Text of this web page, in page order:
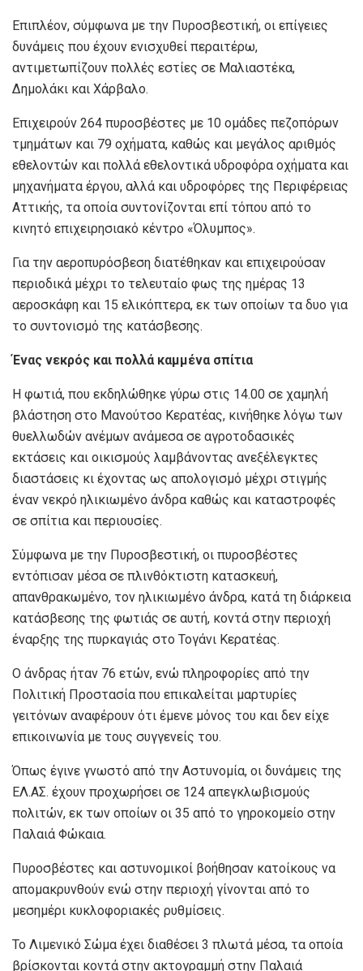
Επιπλέον, σύμφωνα με την Πυροσβεστική, οι επίγειες
δυνάμεις που έχουν ενισχυθεί περαιτέρω,
αντιμετωπίζουν πολλές εστίες σε Μαλιαστέκα,
Δημολάκι και Χάρβαλο.
Επιχειρούν 264 πυροσβέστες με 10 ομάδες πεζοπόρων
τμημάτων και 79 οχήματα, καθώς και μεγάλος αριθμός
εθελοντών και πολλά εθελοντικά υδροφόρα οχήματα και
μηχανήματα έργου, αλλά και υδροφόρες της Περιφέρειας
Αττικής, τα οποία συντονίζονται επί τόπου από το
κινητό επιχειρησιακό κέντρο «Όλυμπος».
Για την αεροπυρόσβεση διατέθηκαν και επιχειρούσαν
περιοδικά μέχρι το τελευταίο φως της ημέρας 13
αεροσκάφη και 15 ελικόπτερα, εκ των οποίων τα δυο για
το συντονισμό της κατάσβεσης.
Ένας νεκρός και πολλά καμμένα σπίτια
Η φωτιά, που εκδηλώθηκε γύρω στις 14.00 σε χαμηλή
βλάστηση στο Μανούτσο Κερατέας, κινήθηκε λόγω των
θυελλωδών ανέμων ανάμεσα σε αγροτοδασικές
εκτάσεις και οικισμούς λαμβάνοντας ανεξέλεγκτες
διαστάσεις κι έχοντας ως απολογισμό μέχρι στιγμής
έναν νεκρό ηλικιωμένο άνδρα καθώς και καταστροφές
σε σπίτια και περιουσίες.
Σύμφωνα με την Πυροσβεστική, οι πυροσβέστες
εντόπισαν μέσα σε πλινθόκτιστη κατασκευή,
απανθρακωμένο, τον ηλικιωμένο άνδρα, κατά τη διάρκεια
κατάσβεσης της φωτιάς σε αυτή, κοντά στην περιοχή
έναρξης της πυρκαγιάς στο Τογάνι Κερατέας.
Ο άνδρας ήταν 76 ετών, ενώ πληροφορίες από την
Πολιτική Προστασία που επικαλείται μαρτυρίες
γειτόνων αναφέρουν ότι έμενε μόνος του και δεν είχε
επικοινωνία με τους συγγενείς του.
Όπως έγινε γνωστό από την Αστυνομία, οι δυνάμεις της
ΕΛ.ΑΣ. έχουν προχωρήσει σε 124 απεγκλωβισμούς
πολιτών, εκ των οποίων οι 35 από το γηροκομείο στην
Παλαιά Φώκαια.
Πυροσβέστες και αστυνομικοί βοήθησαν κατοίκους να
απομακρυνθούν ενώ στην περιοχή γίνονται από το
μεσημέρι κυκλοφοριακές ρυθμίσεις.
Το Λιμενικό Σώμα έχει διαθέσει 3 πλωτά μέσα, τα οποία
βρίσκονται κοντά στην ακτογραμμή στην Παλαιά